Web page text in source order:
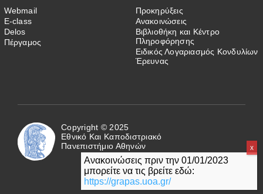
Webmail
E-class
Delos
Πέργαμος
Προκηρύξεις
Ανακοινώσεις
Βιβλιοθήκη και Κέντρο
Πληροφόρησης
Ειδικός Λογαριασμός Κονδυλίων
Έρευνας
Copyright © 2025
Εθνικό Και Καποδιστριακό
Πανεπιστήμιο Αθηνών
Ανακοινώσεις πριν την 01/01/2023
μπορείτε να τις βρείτε εδώ:
https://grapas.uoa.gr/